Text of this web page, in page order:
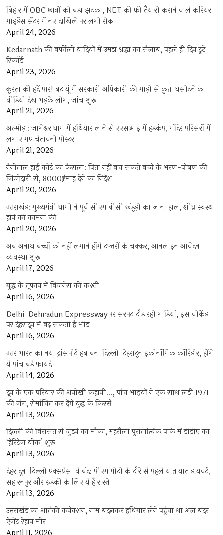
बिहार में OBC छात्रों को बड़ा झटका, NET की फ्री तैयारी कराने वाले करियर
गाइडेंस सेंटर में नए दाखिले पर लगी रोक
April 24, 2026
Kedarnath की बर्फीली वादियों में उमड़ा श्रद्धा का सैलाब, पहले ही दिन टूटे
रिकॉर्ड
April 23, 2026
क्रूरता की हदें पार! बदायूं में सरकारी अधिकारी की गाड़ी से कुत्ता घसीटने का
वीडियो देख भड़के लोग, जांच शुरू
April 21, 2026
अल्मोड़ा: जागेश्वर धाम में हथियार लाने से एएसआइ में हड़कंप, मंदिर परिसरों में
लगाए गए चेतावनी पोस्टर
April 21, 2026
नैनीताल हाई कोर्ट का फैसला: पिता नहीं बच सकते बच्चे के भरण-पोषण की
जिम्मेदारी से, 8000₹/माह देने का निर्देश
April 20, 2026
उत्तराखंड: मुख्यमंत्री धामी ने पूर्व सीएम बीसी खंडूड़ी का जाना हाल, शीघ्र स्वस्थ
होने की कामना की
April 20, 2026
अब अनाथ बच्चों को नहीं लगाने होंगे दफ्तरों के चक्कर, आनलाइन आवेदन
व्यवस्था शुरू
April 17, 2026
युद्ध के तूफान में बिजनेस की कश्ती
April 16, 2026
Delhi-Dehradun Expressway पर सरपट दौड़ रही गाड़ियां, इस वीकेंड
पर देहरादून में बढ़ सकती है भीड़
April 16, 2026
उत्तर भारत का नया ट्रांसपोर्ट हब बना दिल्ली-देहरादून इकोनॉमिक कॉरिडोर, होंगे
ये पांच बड़े फायदे
April 14, 2026
दून के एक परिवार की अनोखी कहानी…, पांच भाइयों ने एक साथ लड़ी 1971
की जंग, रोमांचित कर देंगे युद्ध के किस्से
April 13, 2026
दिल्ली की विरासत से जुड़ने का मौका, महरौली पुरातात्विक पार्क में डीडीए का
‘हेरिटेज वीक’ शुरू
April 13, 2026
देहरादून-दिल्ली एक्सप्रेस-वे बंद: पीएम मोदी के दौरे से पहले यातायात डायवर्ट,
सहारनपुर और रुड़की के लिए ये हैं रास्ते
April 13, 2026
उत्तराखंड का आतंकी कनेक्शन, नाम बदलकर हथियार लेने पहुंचा था अल बदर
ऐजेंट रेहान मीर